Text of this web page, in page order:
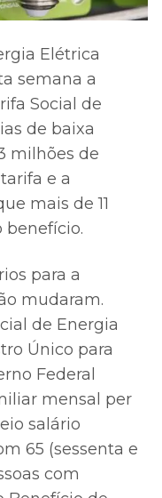
Elétrica
semana a
Social de
de baixa
milhões de
e a
mais de 11
benefício.
para a
mudaram.
de Energia
Único para
Federal
mensal per
salário
65 (sessenta e
com